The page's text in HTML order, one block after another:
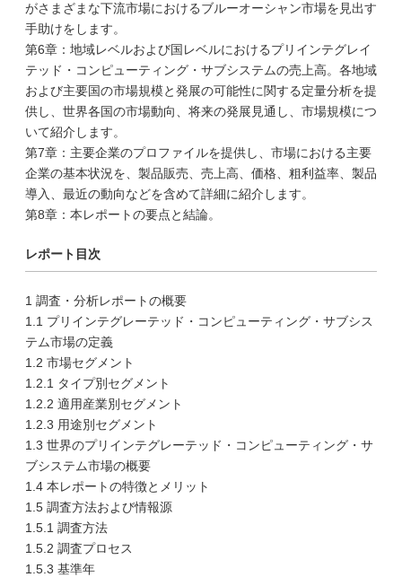
がさまざまな下流市場におけるブルーオーシャン市場を見出す
手助けをします。
第6章：地域レベルおよび国レベルにおけるプリインテグレイ
テッド・コンピューティング・サブシステムの売上高。各地域
および主要国の市場規模と発展の可能性に関する定量分析を提
供し、世界各国の市場動向、将来の発展見通し、市場規模につ
いて紹介します。
第7章：主要企業のプロファイルを提供し、市場における主要
企業の基本状況を、製品販売、売上高、価格、粗利益率、製品
導入、最近の動向などを含めて詳細に紹介します。
第8章：本レポートの要点と結論。
レポート目次
1 調査・分析レポートの概要
1.1 プリインテグレーテッド・コンピューティング・サブシス
テム市場の定義
1.2 市場セグメント
1.2.1 タイプ別セグメント
1.2.2 適用産業別セグメント
1.2.3 用途別セグメント
1.3 世界のプリインテグレーテッド・コンピューティング・サ
ブシステム市場の概要
1.4 本レポートの特徴とメリット
1.5 調査方法および情報源
1.5.1 調査方法
1.5.2 調査プロセス
1.5.3 基準年